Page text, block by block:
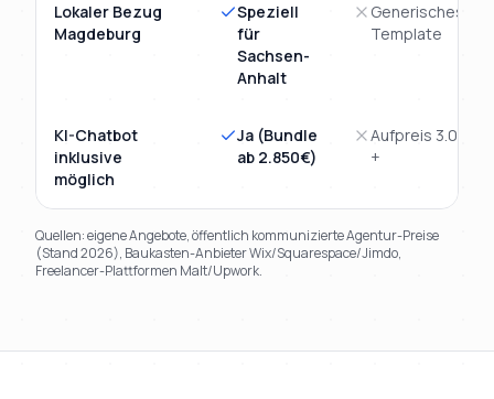
Lokaler Bezug
Magdeburg
Speziell
für
Sachsen-
Anhalt
Generisches
Template
KI-Chatbot
inklusive
möglich
Ja (Bundle
ab 2.850€)
Aufpreis 3.000€
+
Quellen: eigene Angebote, öffentlich kommunizierte Agentur-Preise
(Stand 2026), Baukasten-Anbieter Wix/Squarespace/Jimdo,
Freelancer-Plattformen Malt/Upwork.